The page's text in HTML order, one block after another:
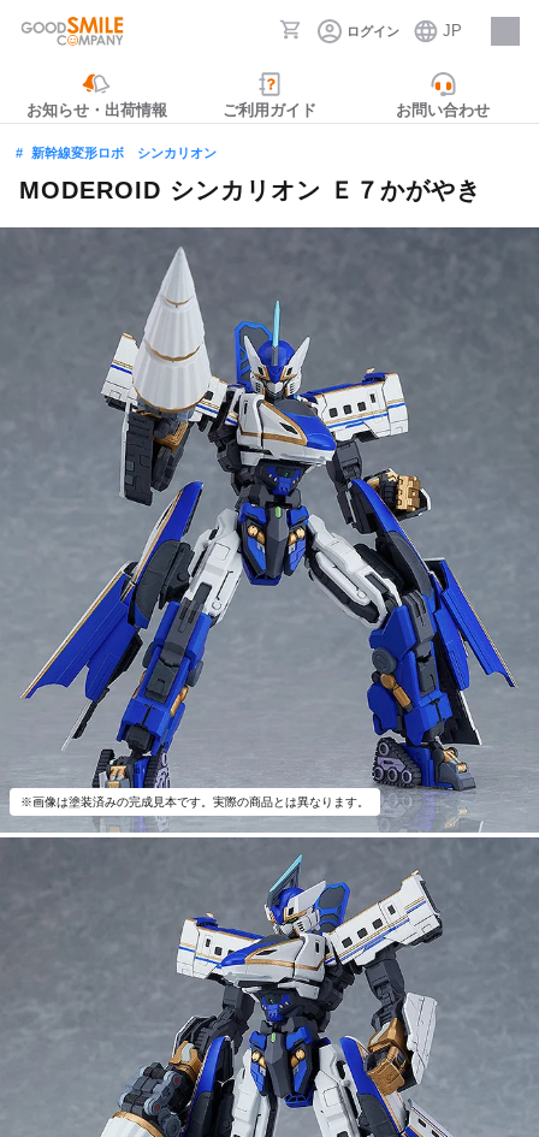
ログイン JP
採用情報
お知らせ・出荷情報 ご利用ガイド お問い合わせ
新幹線変形ロボ シンカリオン
MODEROID シンカリオン Ｅ７かがやき
※画像は塗装済みの完成見本です。実際の商品とは異なります。